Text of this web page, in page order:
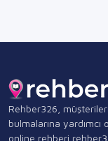
Rehber326,
bulmalarına
online rehberi